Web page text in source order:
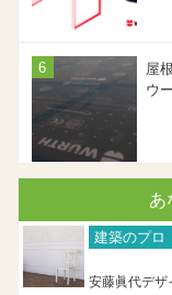
屋
ウ
あ
建築のプロ
安藤眞代デザ